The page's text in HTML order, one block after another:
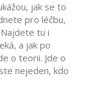
jak se to
pro léčbu,
tu i
a jak po
o teorii. Jde o
nejeden, kdo